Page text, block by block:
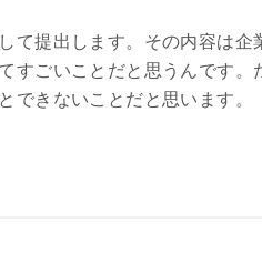
て提出します。その内容は企
すごいことだと思うんです。
できないことだと思います。